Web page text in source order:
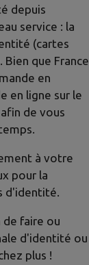
depuis
service : la
(cartes
que France
en
en ligne sur le
de vous
à votre
pour la
d'identité.
de faire ou
d'identité ou
plus !